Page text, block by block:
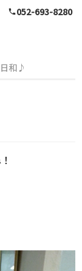
スタッフブログ
phone052-693-8280
和♪